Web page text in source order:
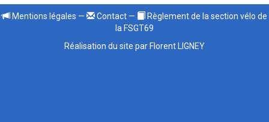
Mentions légales — Contact —
Règlement de la section vélo de
la FSGT69
Réalisation du site par Florent LIGNEY